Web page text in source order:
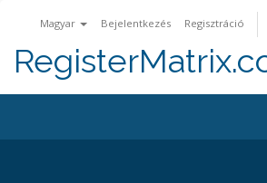
Magyar Bejelentkezés Regisztráció